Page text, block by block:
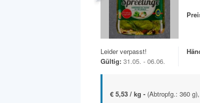
Leider verpasst!
Gültig: 31.05. - 06.06.
€ 5,53 / kg - (Abtropfg.: 360